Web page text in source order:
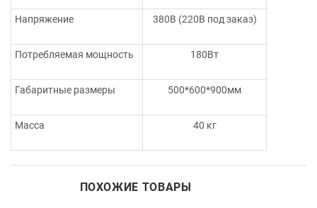
Напряжение 380В (220В под заказ)
Потребляемая мощность 180Вт
Габаритные размеры 500*600*900мм
Масса 40 кг
ПОХОЖИЕ ТОВАРЫ